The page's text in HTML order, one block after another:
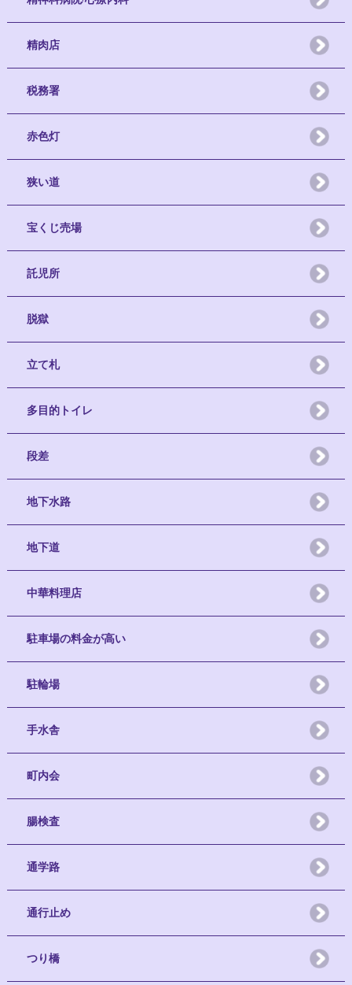
精肉店
税務署
赤色灯
狭い道
宝くじ売場
託児所
脱獄
立て札
多目的トイレ
段差
地下水路
地下道
中華料理店
駐車場の料金が高い
駐輪場
手水舎
町内会
腸検査
通学路
通行止め
つり橋